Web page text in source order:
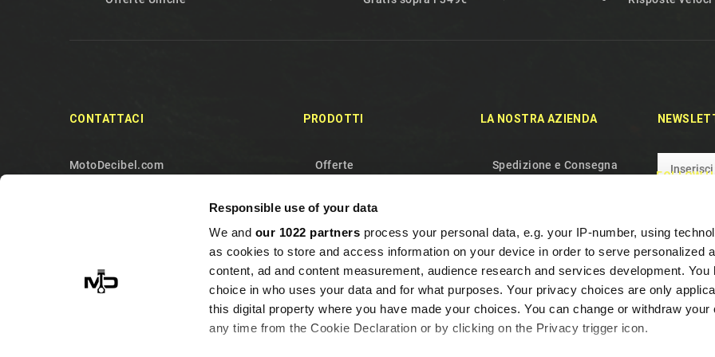
Responsible use of your data
We and our 1022 partners process your personal data, e.g. your IP-number, using
as cookies to store and access information on your device in order to serve personalized
content, ad and content measurement, audience research and services development. You
choice in who uses your data and for what purposes. Your privacy choices are only
this digital property where you have made your choices. You can change or withdraw your
any time from the Cookie Declaration or by clicking on the Privacy trigger icon.
CONTATTACI
MotoDecibel.com
Torino
+393513946375 (Whatsapp)
PRODOTTI
Offerte
Più venduti
Contattaci
LA NOSTRA AZIENDA
Spedizione e Consegna
Chi siamo
Garanzia e Recesso
Domande Frequenti
Programma Fedeltà
FOLLOW